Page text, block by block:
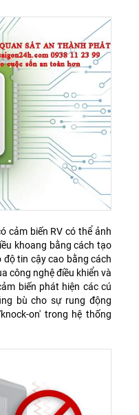
cảm biến RV có thể ảnh
khoang bằng cách tạo
độ tin cậy cao bằng cách
công nghệ điều khiển và
biến phát hiện các cú
bù cho sự rung động
on' trong hệ thống